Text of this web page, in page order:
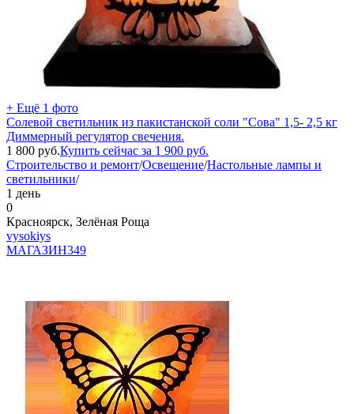
+ Ещё 1 фото
Солевой светильник из пакистанской соли "Сова" 1,5- 2,5 кг
Диммерный регулятор свечения.
1 800 руб.Купить сейчас за 1 900 руб.
Строительство и ремонт/Освещение/Настольные лампы и
светильники/
1 день
0
Красноярск, Зелёная Роща
vysokiys
МАГАЗИН349